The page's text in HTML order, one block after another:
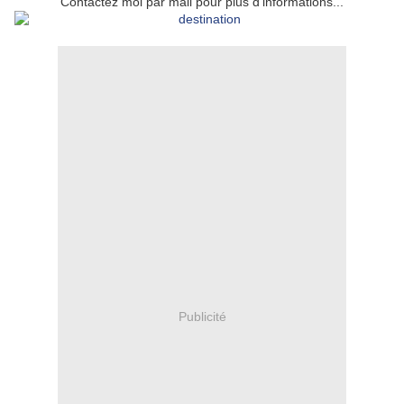
Publicité